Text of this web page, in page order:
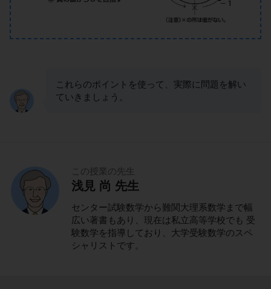
これらのポイントを使って、実際に問題を解い
ていきましょう。
この授業の先生
浅見 尚 先生
センター試験数学から難関大理系数学まで幅
広い著書もあり、現在は私立高等学校でも 受
験数学を指導しており、大学受験数学のスペ
シャリストです。